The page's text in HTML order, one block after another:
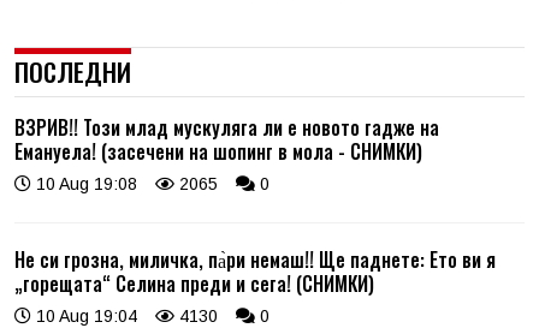
ПОСЛЕДНИ
ВЗРИВ!! Този млад мускуляга ли е новото гадже на
Емануела! (засечени на шопинг в мола - СНИМКИ)
10 Aug 19:08 2065 0
Не си грозна, миличка, па̀ри немаш!! Ще паднете: Ето ви я
„горещата“ Селина преди и сега! (СНИМКИ)
10 Aug 19:04 4130 0